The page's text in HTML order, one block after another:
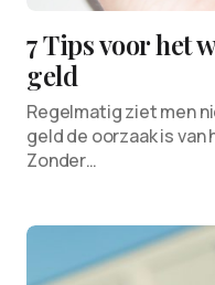
7 Tips voor het
geld
Regelmatig ziet men
geld de oorzaak is van
Zonder…